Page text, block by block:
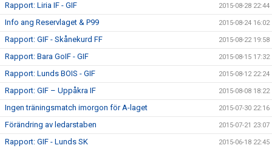
Rapport: Liria IF - GIF 2015-08-28 22:44
Info ang Reservlaget & P99 2015-08-24 16:02
Rapport: GIF - Skånekurd FF 2015-08-22 19:58
Rapport: Bara GoIF - GIF 2015-08-15 17:32
Rapport: Lunds BOIS - GIF 2015-08-12 22:24
Rapport: GIF – Uppåkra IF 2015-08-08 18:22
Ingen träningsmatch imorgon för A-laget 2015-07-30 22:16
Förändring av ledarstaben 2015-07-21 23:07
Rapport: GIF - Lunds SK 2015-06-18 22:45